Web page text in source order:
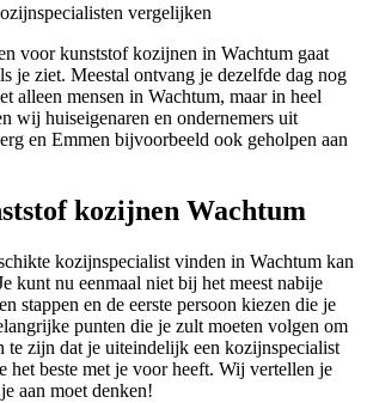
voor kunststof kozijnen in Wachtum gaat
je ziet. Meestal ontvang je dezelfde dag nog
alleen mensen in Wachtum, maar in heel
wij huiseigenaren en ondernemers uit
en Emmen bijvoorbeeld ook geholpen aan
kozijnen Wachtum
kozijnspecialist vinden in Wachtum kan
kunt nu eenmaal niet bij het meest nabije
stappen en de eerste persoon kiezen die je
punten die je zult moeten volgen om
te zijn dat je uiteindelijk een kozijnspecialist
het beste met je voor heeft. Wij vertellen je
aan moet denken!